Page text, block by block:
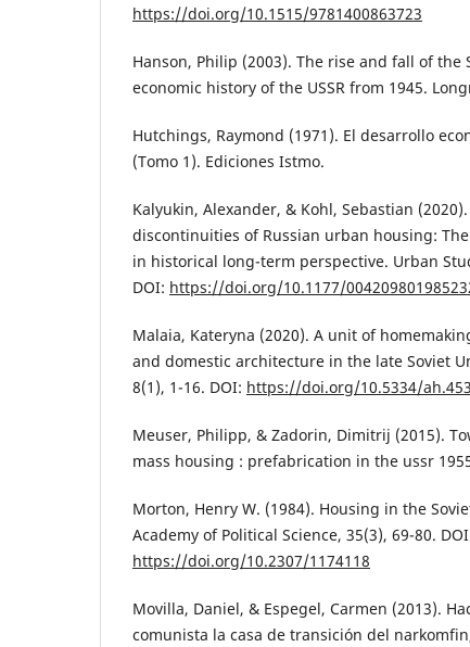
https://doi.org/10.1515/9781400863723
Hanson, Philip (2003). The rise and fall of the
economic history of the USSR from 1945.
Hutchings, Raymond (1971). El desarrollo
(Tomo 1). Ediciones Istmo.
Kalyukin, Alexander, & Kohl, Sebastian
discontinuities of Russian urban housing:
in historical long-term perspective. Urban
DOI: https://doi.org/10.1177/
Malaia, Kateryna (2020). A unit of
and domestic architecture in the late Soviet
8(1), 1-16. DOI: https://doi.org/10.5334/ah.453
Meuser, Philipp, & Zadorin, Dimitrij (2015).
mass housing : prefabrication in the ussr
Morton, Henry W. (1984). Housing in the
Academy of Political Science, 35(3), 69-80.
https://doi.org/10.2307/1174118
Movilla, Daniel, & Espegel, Carmen (2013).
comunista la casa de transición del